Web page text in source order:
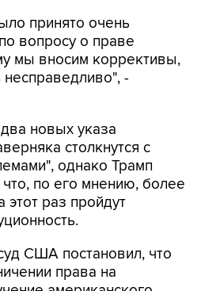
принято очень
вопросу о праве
мы вносим коррективы,
несправедливо", -
новых указа
столкнутся с
однако Трамп
по его мнению, более
этот раз пройдут
США постановил, что
права на